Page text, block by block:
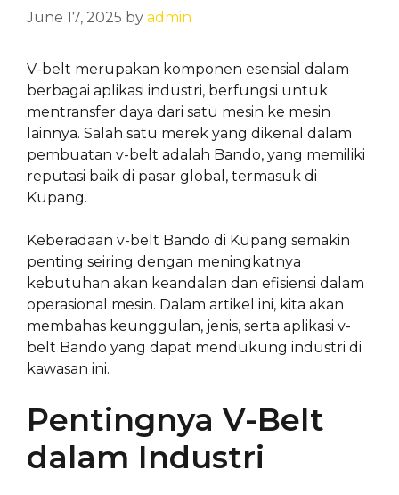
June 17, 2025 by admin
V-belt merupakan komponen esensial dalam
berbagai aplikasi industri, berfungsi untuk
mentransfer daya dari satu mesin ke mesin
lainnya. Salah satu merek yang dikenal dalam
pembuatan v-belt adalah Bando, yang memiliki
reputasi baik di pasar global, termasuk di
Kupang.
Keberadaan v-belt Bando di Kupang semakin
penting seiring dengan meningkatnya
kebutuhan akan keandalan dan efisiensi dalam
operasional mesin. Dalam artikel ini, kita akan
membahas keunggulan, jenis, serta aplikasi v-
belt Bando yang dapat mendukung industri di
kawasan ini.
Pentingnya V-Belt
dalam Industri